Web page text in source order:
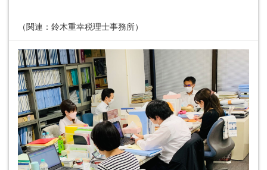
（関連：鈴木重幸税理士事務所）